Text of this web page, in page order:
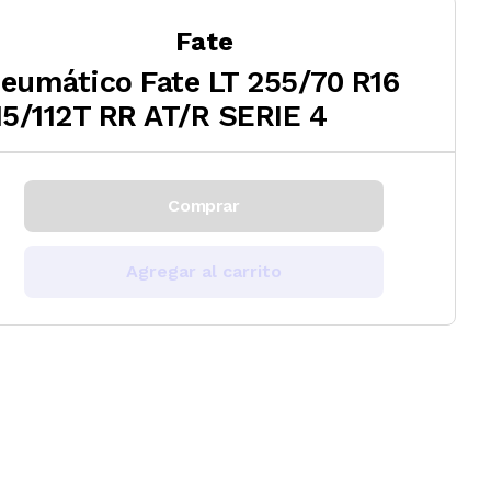
Fate
Fate LT 255/70 R16
112T RR AT/R SERIE 4
Comprar
Agregar al carrito